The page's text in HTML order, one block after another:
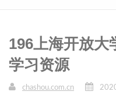
196上海开放大
学习资源
chashou.com.cn